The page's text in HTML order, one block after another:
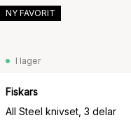
I lager
Fiskars
All Steel knivset, 3 delar
NY FAVORIT